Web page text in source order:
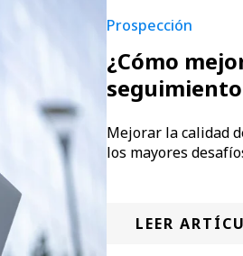
Prospección
¿Cómo
Mejorar la calidad
los mayores
LEER